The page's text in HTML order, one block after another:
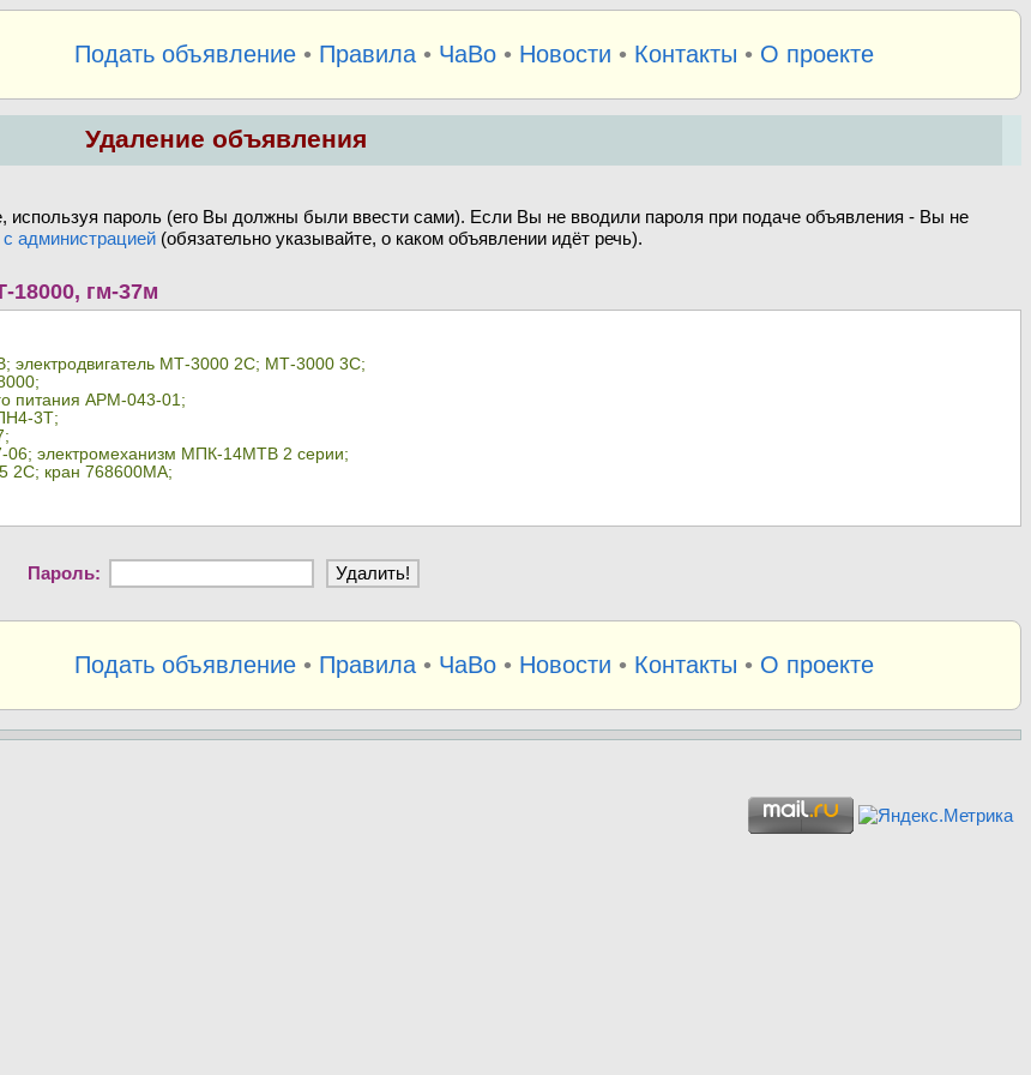
Подать объявление• Правила• ЧаВо• Новости • Контакты • О проекте
Удаление объявления
пароль (его Вы должны были ввести сами). Если Вы не вводили пароля при подаче объявления - Вы не
с администрацией(обязательно указывайте, о каком объявлении идёт речь).
гм-37м
электродвигатель МТ-3000 2С; МТ-3000 3С;
питания АРМ-043-01;
3Т;
06; электромеханизм МПК-14МТВ 2 серии;
2С; кран 768600МА;
Пароль:
Подать объявление• Правила• ЧаВо• Новости • Контакты • О проекте